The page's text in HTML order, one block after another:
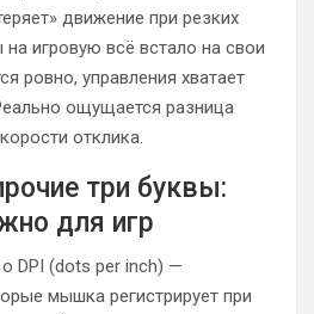
движение при резких
игровую всё встало на свои
ровно, управления хватает
ощущается разница
отклика.
три буквы:
для игр
о DPI (dots per inch) —
мышка регистрирует при